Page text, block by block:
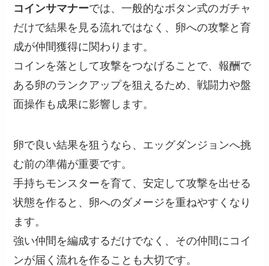
コインサマナーでは、一般的なボタン式のガチャ
だけで結果を見る流れではなく、卵への攻撃と育
成が仲間獲得に関わります。
コインを落として攻撃をつなげることで、報酬で
ある卵のランクアップを狙えるため、戦闘力や盤
面操作も成果に影響します。
卵で良い結果を狙うなら、エッグダンジョンへ挑
む前の準備が重要です。
手持ちモンスターを育て、安定して攻撃を出せる
状態を作ると、卵へのダメージを重ねやすくなり
ます。
強い仲間を編成するだけでなく、その仲間にコイ
ンが届く流れを作ることも大切です。